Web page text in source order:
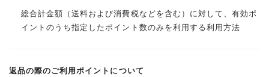
総合計金額（送料および消費税などを含む）に対して、有効ポ
イントのうち指定したポイント数のみを利用する利用方法
返品の際のご利用ポイントについて